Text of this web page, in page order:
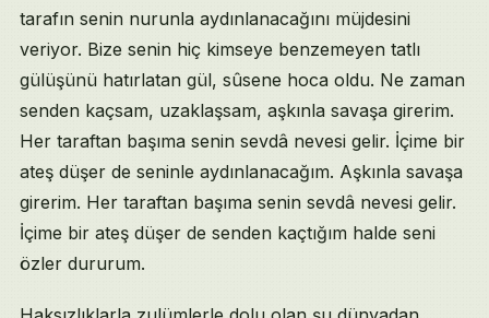
tarafın senin nurunla aydınlanacağını müjdesini
veriyor. Bize senin hiç kimseye benzemeyen tatlı
gülüşünü hatırlatan gül, sûsene hoca oldu. Ne zaman
senden kaçsam, uzaklaşsam, aşkınla savaşa girerim.
Her taraftan başıma senin sevdâ nevesi gelir. İçime bir
ateş düşer de seninle aydınlanacağım. Aşkınla savaşa
girerim. Her taraftan başıma senin sevdâ nevesi gelir.
İçime bir ateş düşer de senden kaçtığım halde seni
özler dururum.